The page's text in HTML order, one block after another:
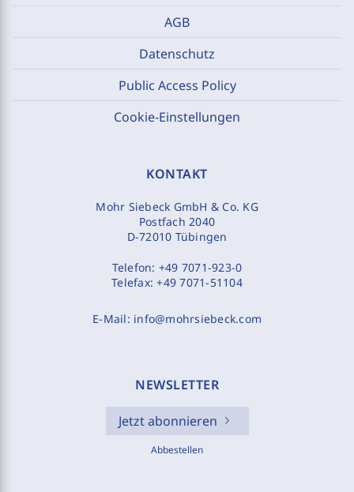
AGB
Datenschutz
Public Access Policy
Cookie-Einstellungen
KONTAKT
Mohr Siebeck GmbH & Co. KG
Postfach 2040
D-72010 Tübingen
Telefon: +49 7071-923-0
Telefax:+49 7071-51104
E-Mail: info@mohrsiebeck.com
NEWSLETTER
Jetzt abonnieren
Abbestellen